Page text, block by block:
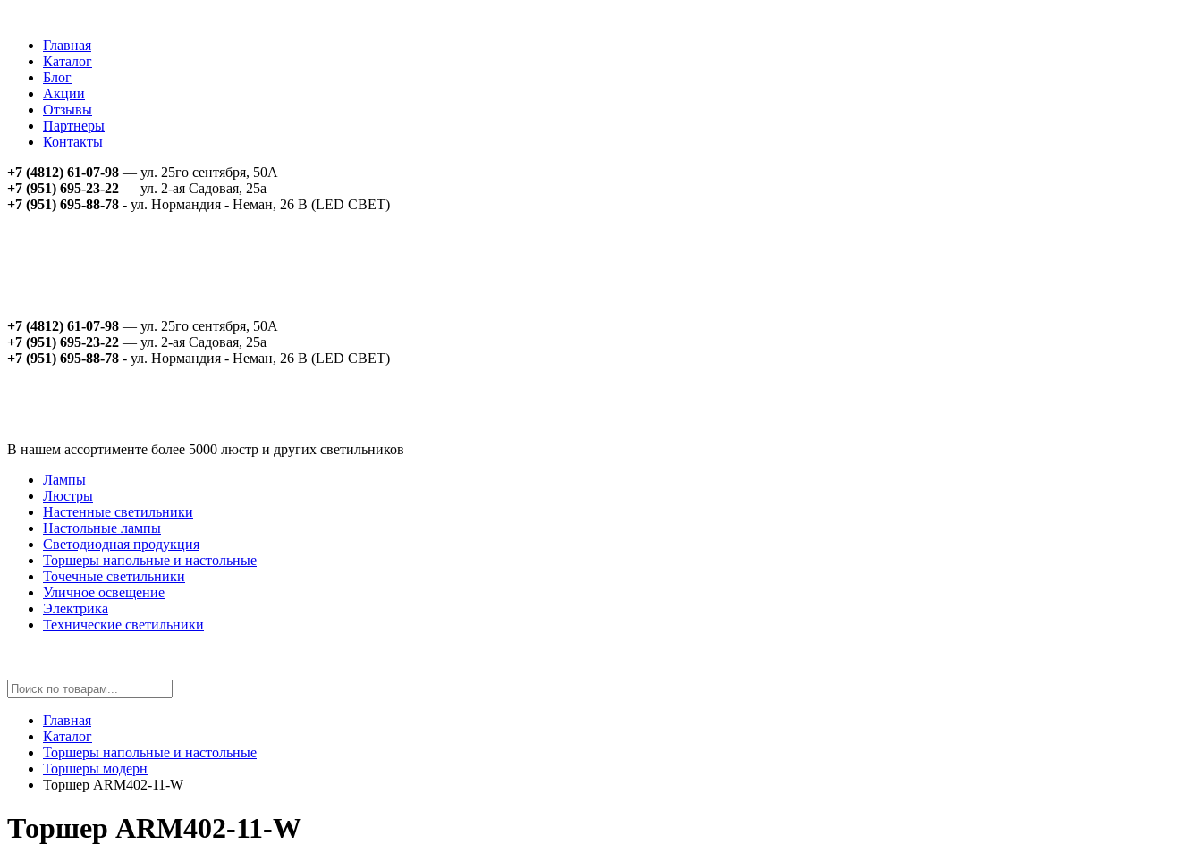
Главная
Каталог
Блог
Акции
Отзывы
Партнеры
Контакты
+7 (4812) 61-07-98 — ул. 25го сентября, 50А
+7 (951) 695-23-22 — ул. 2-ая Садовая, 25а
+7 (951) 695-88-78 - ул. Нормандия - Неман, 26 В (LED СВЕТ)
+7 (4812) 61-07-98 — ул. 25го сентября, 50А
+7 (951) 695-23-22 — ул. 2-ая Садовая, 25а
+7 (951) 695-88-78 - ул. Нормандия - Неман, 26 В (LED СВЕТ)
В нашем ассортименте более 5000 люстр и других светильников
Лампы
Люстры
Настенные светильники
Настольные лампы
Светодиодная продукция
Торшеры напольные и настольные
Точечные светильники
Уличное освещение
Электрика
Технические светильники
Главная
Каталог
Торшеры напольные и настольные
Торшеры модерн
Торшер ARM402-11-W
Торшер ARM402-11-W